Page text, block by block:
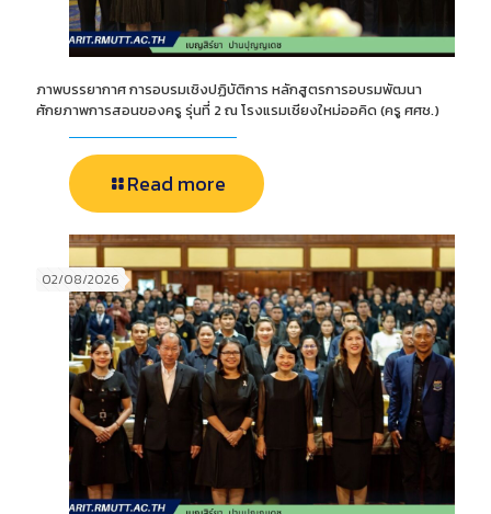
ภาพบรรยากาศ การอบรมเชิงปฏิบัติการ หลักสูตรการอบรมพัฒนา
ศักยภาพการสอนของครู รุ่นที่ 2 ณ โรงแรมเชียงใหม่ออคิด (ครู ศศช.)
Read more
02/08/2026